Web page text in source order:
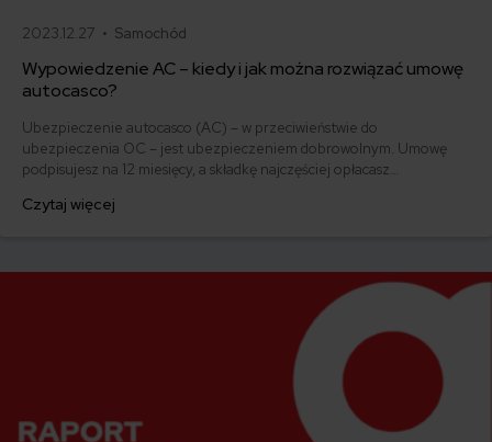
2023.12.27 • Samochód
Wypowiedzenie AC – kiedy i jak można rozwiązać umowę
autocasco?
Ubezpieczenie autocasco (AC) – w przeciwieństwie do
ubezpieczenia OC – jest ubezpieczeniem dobrowolnym. Umowę
podpisujesz na 12 miesięcy, a składkę najczęściej opłacasz
ofertę lub zdecydowałeś się sprzedać samochód w trakcie trwania
Czytaj więcej